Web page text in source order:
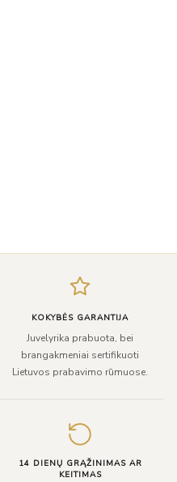
KOKYBĖS GARANTIJA
Juvelyrika prabuota, bei
brangakmeniai sertifikuoti
Lietuvos prabavimo rūmuose.
14 DIENŲ GRĄŽINIMAS AR
KEITIMAS